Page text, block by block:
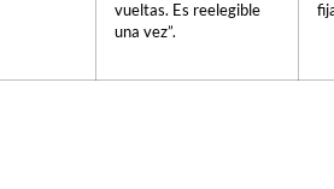
vueltas. Es reelegible
una vez”.